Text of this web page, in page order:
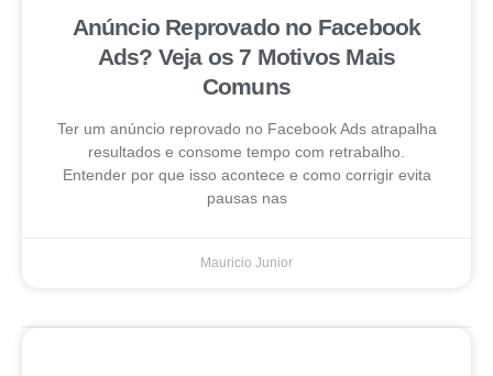
Anúncio Reprovado no Facebook
Ads? Veja os 7 Motivos Mais
Comuns
Ter um anúncio reprovado no Facebook Ads atrapalha
resultados e consome tempo com retrabalho.
Entender por que isso acontece e como corrigir evita
pausas nas
Mauricio Junior